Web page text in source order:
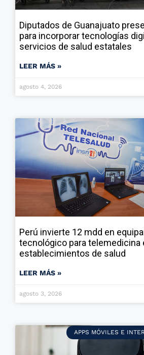
Diputados de Guanajuato
para incorporar tecnologías
servicios de salud estatales
LEER MÁS »
agosto 4, 2026
Perú invierte 12 mdd en
tecnológico para telemedicina
establecimientos de salud
LEER MÁS »
agosto 3, 2026
APPS MÓVILES E